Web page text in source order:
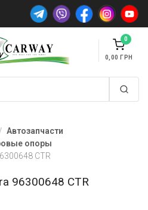
0
0,00
Автозапчасти
опоры
CTR
96300648 CTR